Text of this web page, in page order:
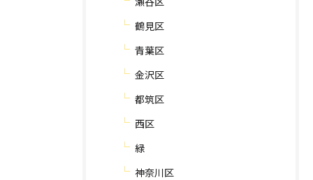
鶴見区
青葉区
金沢区
都筑区
西区
緑
神奈川区